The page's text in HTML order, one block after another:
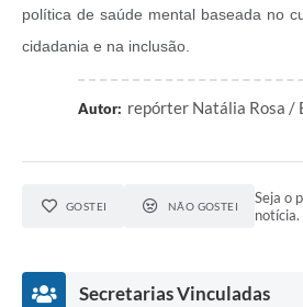
política de saúde mental baseada no
cidadania e na inclusão.
Autor: repórter Natália Rosa /
GOSTEI NÃO GOSTEI
Seja o
notícia.
Secretarias Vinculadas